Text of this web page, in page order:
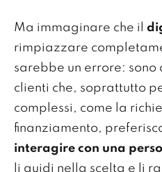
Ma immaginare che il
rimpiazzare
sarebbe un errore: sono
clienti che, soprattutto
complessi, come la
finanziamento,
interagire con una
li guidi nella scelta e li